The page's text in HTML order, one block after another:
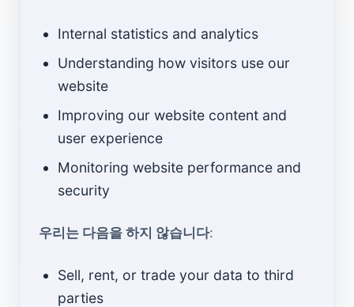
Internal statistics and analytics
Understanding how visitors use our
website
Improving our website content and
user experience
Monitoring website performance and
security
우리는 다음을 하지 않습니다:
Sell, rent, or trade your data to third
parties